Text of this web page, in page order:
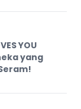
YOU
yang